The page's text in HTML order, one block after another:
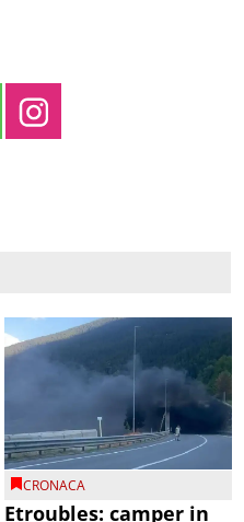
CRONACA
Etroubles: camper in